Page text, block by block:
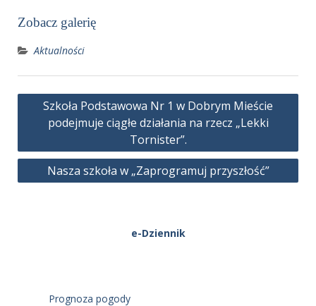
Zobacz galerię
Aktualności
Nawigacja
wpisu
Szkoła Podstawowa Nr 1 w Dobrym Mieście
podejmuje ciągłe działania na rzecz „Lekki
Tornister”.
Nasza szkoła w „Zaprogramuj przyszłość”
e-Dziennik
Prognoza pogody